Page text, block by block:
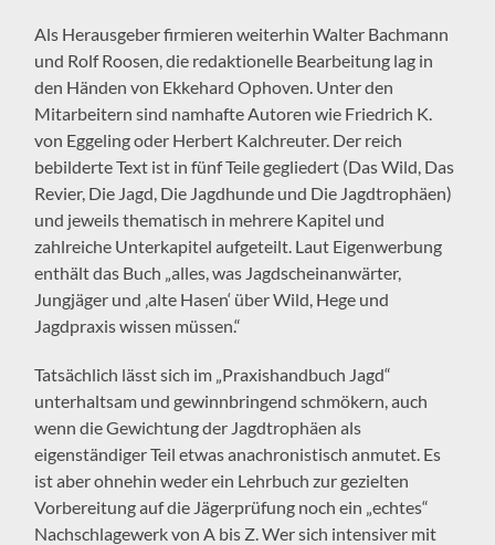
Als Herausgeber firmieren weiterhin Walter Bachmann
und Rolf Roosen, die redaktionelle Bearbeitung lag in
den Händen von Ekkehard Ophoven. Unter den
Mitarbeitern sind namhafte Autoren wie Friedrich K.
von Eggeling oder Herbert Kalchreuter. Der reich
bebilderte Text ist in fünf Teile gegliedert (Das Wild, Das
Revier, Die Jagd, Die Jagdhunde und Die Jagdtrophäen)
und jeweils thematisch in mehrere Kapitel und
zahlreiche Unterkapitel aufgeteilt. Laut Eigenwerbung
enthält das Buch „alles, was Jagdscheinanwärter,
Jungjäger und ‚alte Hasen‘ über Wild, Hege und
Jagdpraxis wissen müssen.“
Tatsächlich lässt sich im „Praxishandbuch Jagd“
unterhaltsam und gewinnbringend schmökern, auch
wenn die Gewichtung der Jagdtrophäen als
eigenständiger Teil etwas anachronistisch anmutet. Es
ist aber ohnehin weder ein Lehrbuch zur gezielten
Vorbereitung auf die Jägerprüfung noch ein „echtes“
Nachschlagewerk von A bis Z. Wer sich intensiver mit